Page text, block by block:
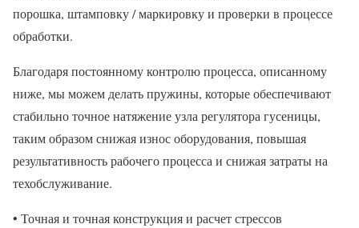
порошка, штамповку / маркировку и проверки в процессе
обработки.
Благодаря постоянному контролю процесса, описанному
ниже, мы можем делать пружины, которые обеспечивают
стабильно точное натяжение узла регулятора гусеницы,
таким образом снижая износ оборудования, повышая
результативность рабочего процесса и снижая затраты на
техобслуживание.
• Точная и точная конструкция и расчет стрессов